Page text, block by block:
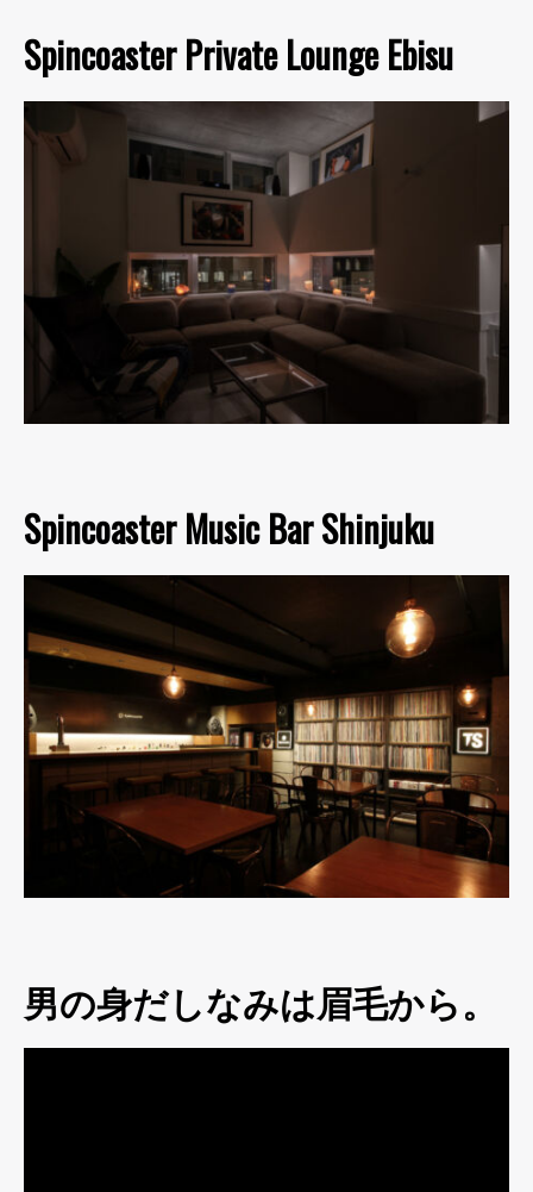
Spincoaster Private Lounge Ebisu
Spincoaster Music Bar Shinjuku
男の身だしなみは眉毛から。